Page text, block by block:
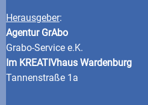
Herausgeber:
Agentur GrAbo
Grabo-Service e.K.
Im KREATIVhaus Wardenburg
Tannenstraße 1a